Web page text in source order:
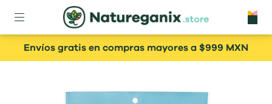
Envíos gratis en compras mayores a $999 MXN